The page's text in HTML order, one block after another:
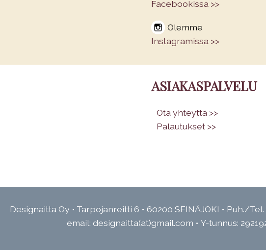
Facebookissa >>
Olemme
Instagramissa >>
ASIAKASPALVELU
Ota yhteyttä >>
Palautukset >>
Designaitta Oy • Tarpojanreitti 6 • 60200 SEINÄJOKI • Puh./Tel.
email: designaitta(at)gmail.com • Y-tunnus: